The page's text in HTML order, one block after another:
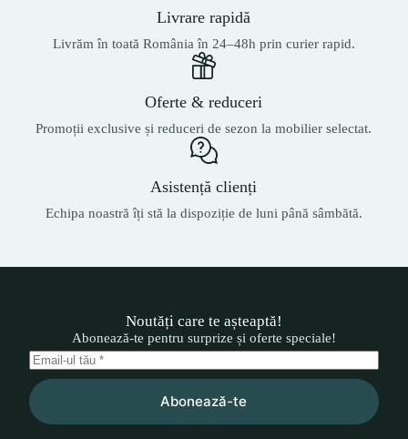
Livrare rapidă
Livrăm în toată România în 24–48h prin curier rapid.
Oferte & reduceri
Promoții exclusive și reduceri de sezon la mobilier selectat.
Asistență clienți
Echipa noastră îți stă la dispoziție de luni până sâmbătă.
Noutăți care te așteaptă!
Abonează-te pentru surprize și oferte speciale!
Abonează-te